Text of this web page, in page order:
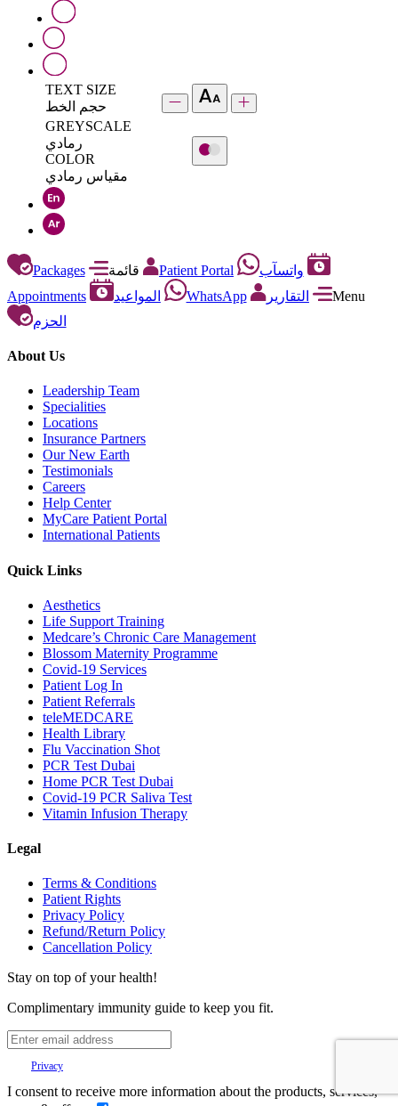
TEXT SIZE
حجم الخط
GREYSCALE
رمادي
COLOR
مقياس رمادي
Packages Patient Portal
واتسآب
Appointments
المواعيد WhatsApp التقارير
Menu
الحزم
About Us
Leadership Team
Specialities
Locations
Insurance Partners
Our New Earth
Testimonials
Careers
Help Center
MyCare Patient Portal
International Patients
Quick Links
Aesthetics
Life Support Training
Medcare’s Chronic Care Management
Blossom Maternity Programme
Covid-19 Services
Patient Log In
Patient Referrals
teleMEDCARE
Health Library
Flu Vaccination Shot
PCR Test Dubai
Home PCR Test Dubai
Covid-19 PCR Saliva Test
Vitamin Infusion Therapy
Legal
Terms & Conditions
Patient Rights
Privacy Policy
Refund/Return Policy
Cancellation Policy
Stay on top of your health!
Complimentary immunity guide to keep you fit.
Privacy
I consent to receive more information about the products, services,